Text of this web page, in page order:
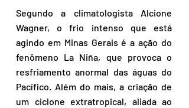
Segundo a climatologista Alcione
Wagner, o frio intenso que está
agindo em Minas Gerais é a ação do
fenômeno La Niña, que provoca o
resfriamento anormal das águas do
Pacífico. Além do mais, a criação de
um ciclone extratropical, aliada ao